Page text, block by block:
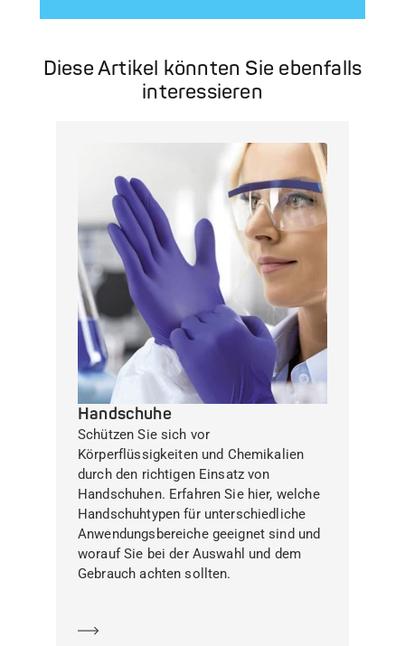
Diese Artikel könnten Sie ebenfalls
interessieren
Handschuhe
Schützen Sie sich vor
Körperflüssigkeiten und Chemikalien
durch den richtigen Einsatz von
Handschuhen. Erfahren Sie hier, welche
Handschuhtypen für unterschiedliche
Anwendungsbereiche geeignet sind und
worauf Sie bei der Auswahl und dem
Gebrauch achten sollten.